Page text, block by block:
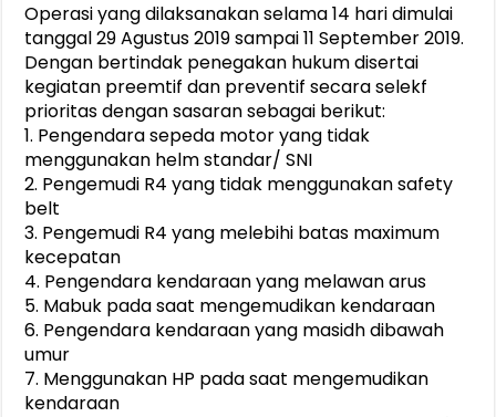
Operasi yang dilaksanakan selama 14 hari dimulai
tanggal 29 Agustus 2019 sampai 11 September 2019.
Dengan bertindak penegakan hukum disertai
kegiatan preemtif dan preventif secara selekf
prioritas dengan sasaran sebagai berikut:
1. Pengendara sepeda motor yang tidak
menggunakan helm standar/ SNI
2. Pengemudi R4 yang tidak menggunakan safety
belt
3. Pengemudi R4 yang melebihi batas maximum
kecepatan
4. Pengendara kendaraan yang melawan arus
5. Mabuk pada saat mengemudikan kendaraan
6. Pengendara kendaraan yang masidh dibawah
umur
7. Menggunakan HP pada saat mengemudikan
kendaraan